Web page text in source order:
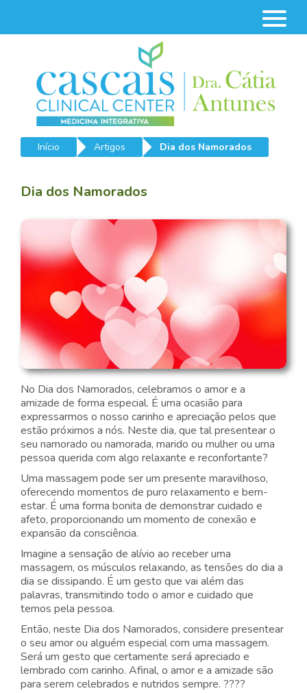
Início Artigos Dia dos Namorados
Dia dos Namorados
No Dia dos Namorados, celebramos o amor e a
amizade de forma especial. É uma ocasião para
expressarmos o nosso carinho e apreciação pelos que
estão próximos a nós. Neste dia, que tal presentear o
seu namorado ou namorada, marido ou mulher ou uma
pessoa querida com algo relaxante e reconfortante?
Uma massagem pode ser um presente maravilhoso,
oferecendo momentos de puro relaxamento e bem-
estar. É uma forma bonita de demonstrar cuidado e
afeto, proporcionando um momento de conexão e
expansão da consciência.
Imagine a sensação de alívio ao receber uma
massagem, os músculos relaxando, as tensões do dia a
dia se dissipando. É um gesto que vai além das
palavras, transmitindo todo o amor e cuidado que
temos pela pessoa.
Então, neste Dia dos Namorados, considere presentear
o seu amor ou alguém especial com uma massagem.
Será um gesto que certamente será apreciado e
lembrado com carinho. Afinal, o amor e a amizade são
para serem celebrados e nutridos sempre. ????